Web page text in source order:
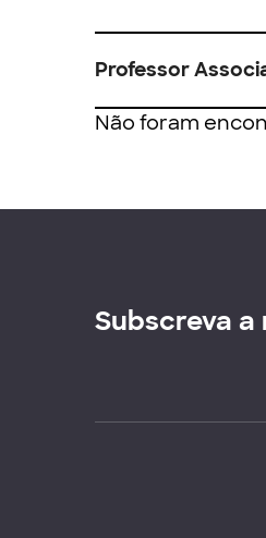
Professor
Não foram
Subscreva a